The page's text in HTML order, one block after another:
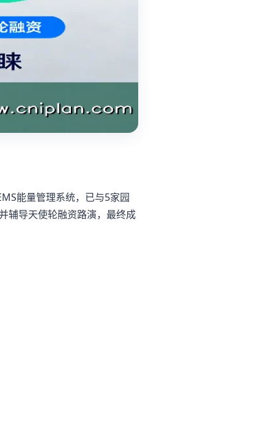
能量管理系统，已与5家园
辅导天使轮融资路演，最终成